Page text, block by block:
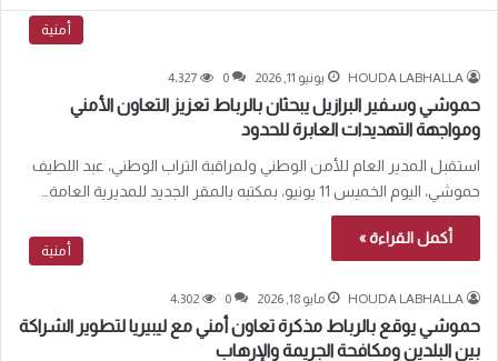
أمنية
HOUDA LABHALLA يونيو 11, 2026 0 4٬327
حموشي وسفير البرازيل يبحثان بالرباط تعزيز التعاون الأمني
ومواجهة التهديدات العابرة للحدود
استقبل المدير العام للأمن الوطني ولمراقبة التراب الوطني، عبد اللطيف
حموشي، اليوم الخميس 11 يونيو، بمكتبه بالمقر الجديد للمديرية العامة…
أكمل القراءة »
أمنية
HOUDA LABHALLA مايو 18, 2026 0 4٬302
حموشي يوقع بالرباط مذكرة تعاون أمني مع ليبيريا لتطوير الشراكة
بين البلدين ومكافحة الجريمة والإرهاب